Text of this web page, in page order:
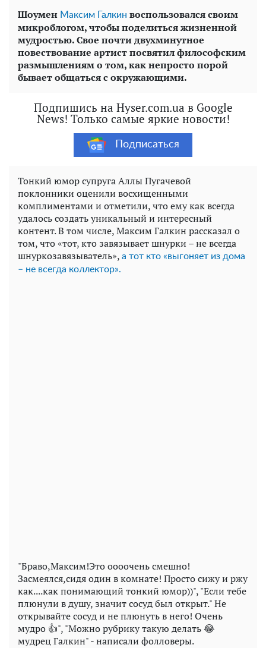
Шоумен Максим Галкин воспользовался своим
микроблогом, чтобы поделиться жизненной
мудростью. Свое почти двухминутное
повествование артист посвятил философским
размышлениям о том, как непросто порой
бывает общаться с окружающими.
Подпишись на Hyser.com.ua в Google
News! Только самые яркие новости!
Подписаться
Тонкий юмор супруга Аллы Пугачевой
поклонники оценили восхищенными
комплиментами и отметили, что ему как всегда
удалось создать уникальный и интересный
контент. В том числе, Максим Галкин рассказал о
том, что «тот, кто завязывает шнурки – не всегда
шнуркозавязыватель», а тот кто «выгоняет из дома
– не всегда коллектор».
"Браво,Максим!Это оооочень смешно!
Засмеялся,сидя один в комнате! Просто сижу и ржу
как....как понимающий тонкий юмор))", "Если тебе
плюнули в душу, значит сосуд был открыт." Не
открывайте сосуд и не плюнуть в него! Очень
мудро 👍", "Можно рубрику такую делать 😂
мудрец Галкин" - написали фолловеры.